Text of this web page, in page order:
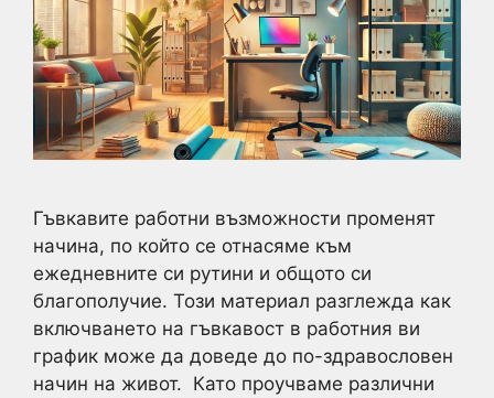
Гъвкавите работни възможности променят
начина, по който се отнасяме към
ежедневните си рутини и общото си
благополучие. Този материал разглежда как
включването на гъвкавост в работния ви
график може да доведе до по-здравословен
начин на живот. Като проучваме различни